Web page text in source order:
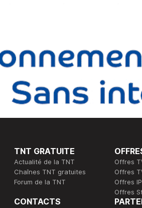
TNT GRATUITE
Actualité de la TNT
Chaînes TNT gratuites
Forum de la TNT
Offres
Offres
Offres
Offres
CONTACTS